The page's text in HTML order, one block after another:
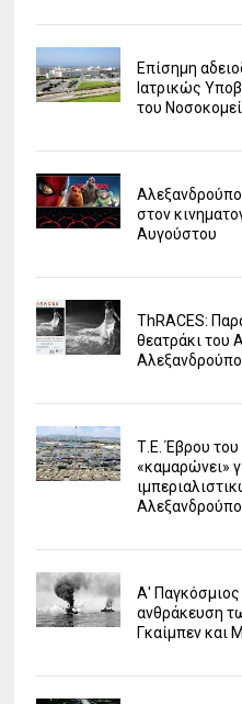
Επίσημη
Ιατρικώς
του
στον
Αυγούστου
ΤhRACES:
θεατράκι του
Τ.Ε. Έβρου
«καμαρώνει»
Α' Παγκόσμιος
ανθράκευση
Γκαίμπεν και